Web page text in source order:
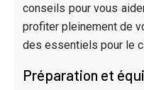
conseils pour vous
profiter pleinement de
des essentiels pour le
Préparation et